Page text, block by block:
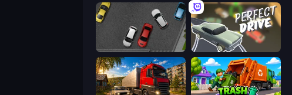
Time to Park Perfect Drive